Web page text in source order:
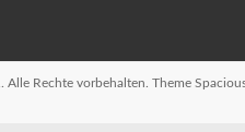
. Alle Rechte vorbehalten. Theme